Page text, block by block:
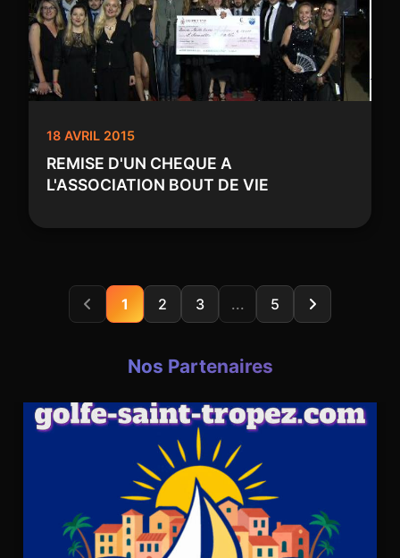
18 AVRIL 2015
REMISE D'UN CHEQUE A
L'ASSOCIATION BOUT DE VIE
1 2 3 ... 5
Nos Partenaires